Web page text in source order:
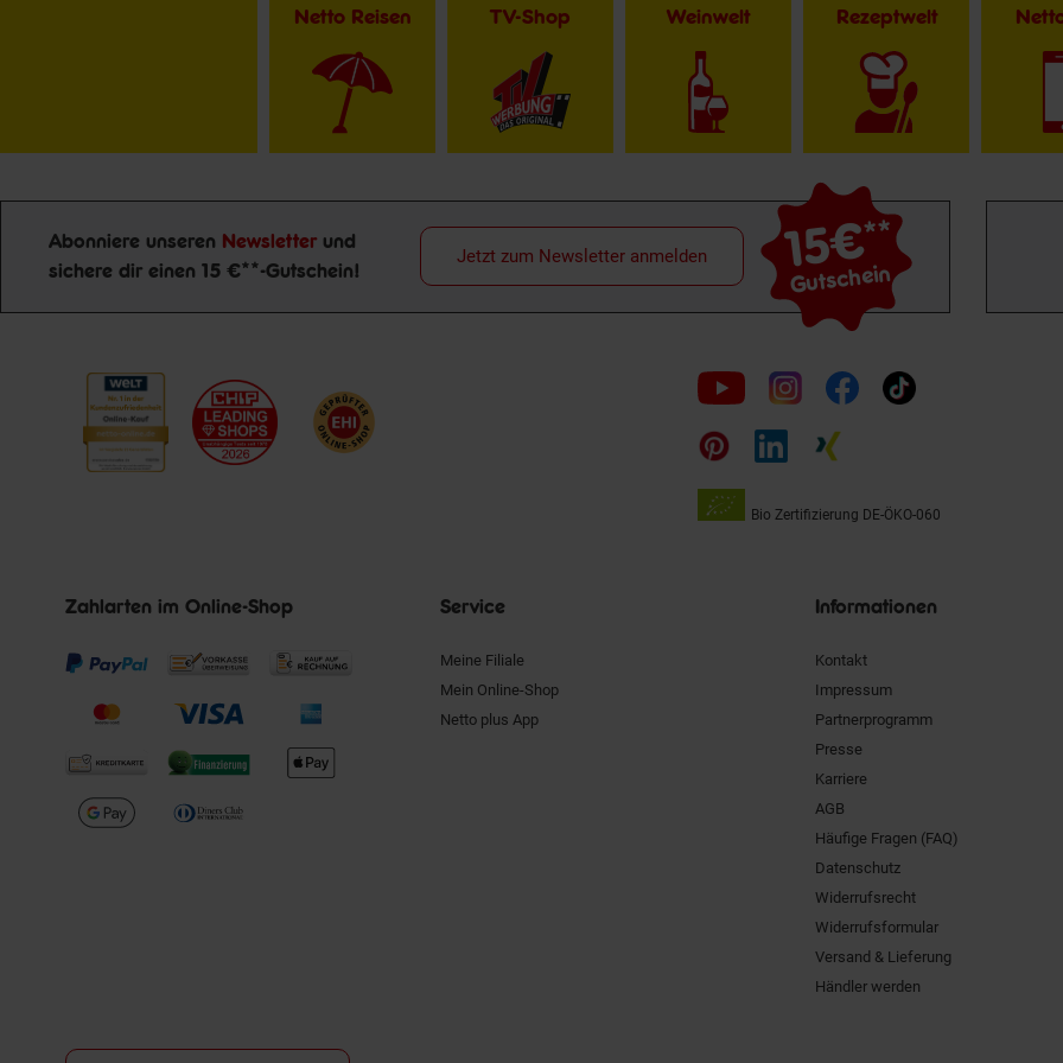
Netto Reisen TV-Shop Weinwelt Rezeptwelt
Newsletter Anmeldung
Abonniere unseren Newsletter und
sichere dir einen 15 €**-Gutschein!
15€**
Gutschein
Jetzt zum Newsletter anmelden
Folge
uns
auf
Bio Zertifizierung DE-ÖKO-060
Zahlarten im Online-Shop Service
Meine Filiale
Mein Online-Shop
Netto plus App
Informationen
Kontakt
Impressum
Partnerprogramm
Presse
Karriere
AGB
Häufige Fragen (FAQ)
Datenschutz
Widerrufsrecht
Widerrufsformular
Versand & Lieferung
Händler werden